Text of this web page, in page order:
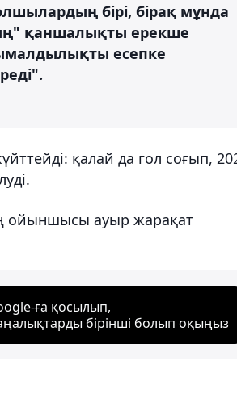
бірі, бірақ мұнда
қаншалықты ерекше
есепке
қалай да гол соғып,
ойыншысы ауыр жарақат
ға қосылып,
бірінші болып оқыңыз